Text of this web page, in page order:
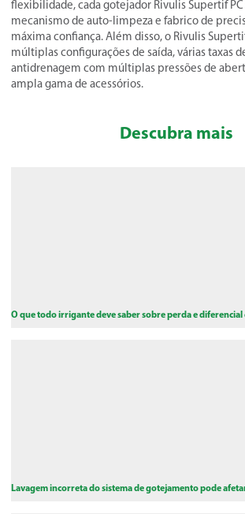
flexibilidade, cada gotejador Rivulis Supertif
mecanismo de auto-limpeza e fabrico de
máxima confiança. Além disso, o Rivulis
múltiplas configurações de saída, várias taxas
antidrenagem com múltiplas pressões de
ampla gama de acessórios.
Descubra mais
O que todo irrigante deve saber sobre perda e diferencial
Lavagem incorreta do sistema de gotejamento pode